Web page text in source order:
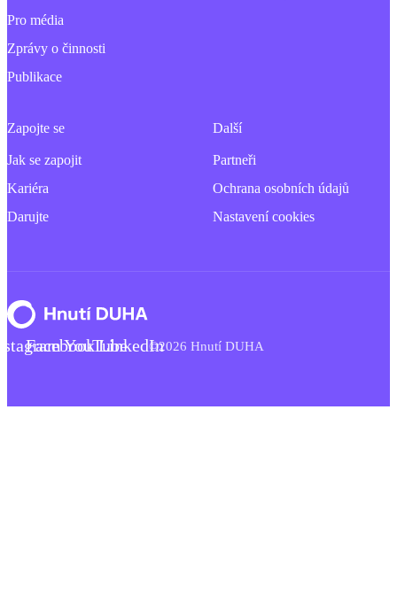
Pro média
Zprávy o činnosti
Publikace
Zapojte se
Jak se zapojit
Kariéra
Darujte
Další
Partneři
Ochrana osobních údajů
Nastavení cookies
FacebookYouTubeLinkedIn©2026 Hnutí DUHA